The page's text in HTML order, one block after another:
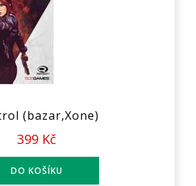
(bazar,Xone)
399 Kč